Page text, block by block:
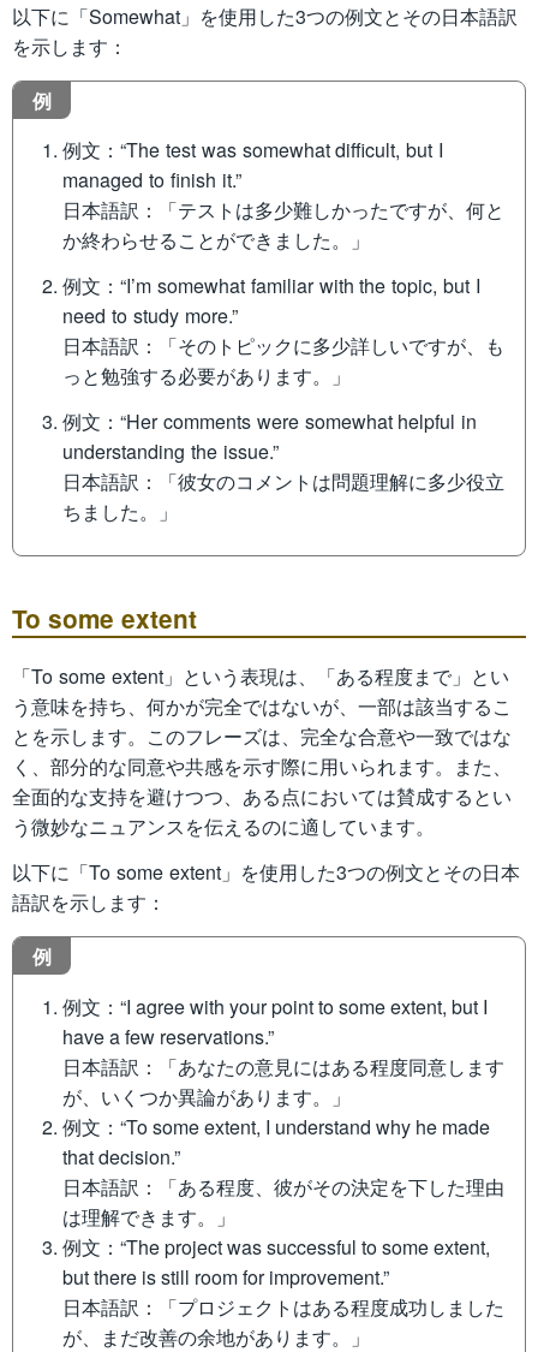
以下に「Somewhat」を使用した3つの例文とその日本語訳
を示します：
例
例文：“The test was somewhat difficult, but I
managed to finish it.”
日本語訳：「テストは多少難しかったですが、何と
か終わらせることができました。」
例文：“I’m somewhat familiar with the topic, but I
need to study more.”
日本語訳：「そのトピックに多少詳しいですが、も
っと勉強する必要があります。」
例文：“Her comments were somewhat helpful in
understanding the issue.”
日本語訳：「彼女のコメントは問題理解に多少役立
ちました。」
To some extent
「To some extent」という表現は、「ある程度まで」とい
う意味を持ち、何かが完全ではないが、一部は該当するこ
とを示します。このフレーズは、完全な合意や一致ではな
く、部分的な同意や共感を示す際に用いられます。また、
全面的な支持を避けつつ、ある点においては賛成するとい
う微妙なニュアンスを伝えるのに適しています。
以下に「To some extent」を使用した3つの例文とその日本
語訳を示します：
例
例文：“I agree with your point to some extent, but I
have a few reservations.”
日本語訳：「あなたの意見にはある程度同意します
が、いくつか異論があります。」
例文：“To some extent, I understand why he made
that decision.”
日本語訳：「ある程度、彼がその決定を下した理由
は理解できます。」
例文：“The project was successful to some extent,
but there is still room for improvement.”
日本語訳：「プロジェクトはある程度成功しました
が、まだ改善の余地があります。」